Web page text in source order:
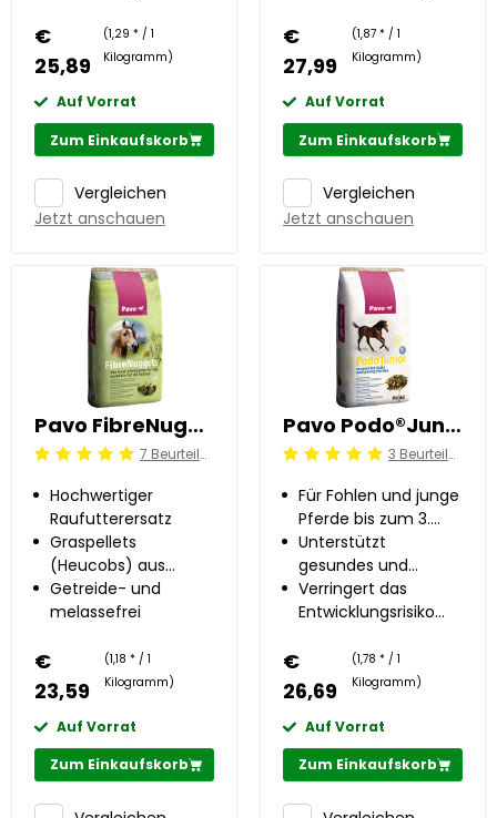
zu 50%
€
25,89
(1,29 * / 1
Kilogramm)
Auf Vorrat
Zum Einkaufskorb
Vergleichen
Jetzt anschauen
€
27,99
(1,87 * / 1
Kilogramm)
Auf Vorrat
Zum Einkaufskorb
Vergleichen
Jetzt anschauen
Pavo FibreNuggets 20 kg
Beoordeling: 5/5 7 Beurteilung
Hochwertiger
Raufutterersatz
Graspellets
(Heucobs) aus
Alpengräsern und -
kräutern
Getreide- und
melassefrei
€
23,59
(1,18 * / 1
Kilogramm)
Auf Vorrat
Zum Einkaufskorb
Pavo Podo®Junior 15 kg
Beoordeling: 5/5 3 Beurteilung
Für Fohlen und junge
Pferde bis zum 3.
Lebensjahr
Unterstützt
gesundes und
gleichmäßiges
Wachstum
Verringert das
Entwicklungsrisiko
zu 50%
€
26,69
(1,78 * / 1
Kilogramm)
Auf Vorrat
Zum Einkaufskorb